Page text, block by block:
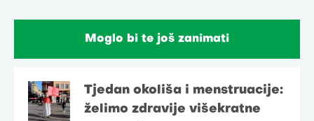
Moglo bi te još zanimati
Tjedan okoliša i menstruacije:
želimo zdravije višekratne